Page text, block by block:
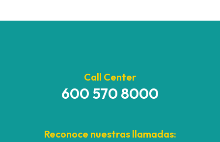
Call Center
600 570 8000
Reconoce nuestras llamadas: